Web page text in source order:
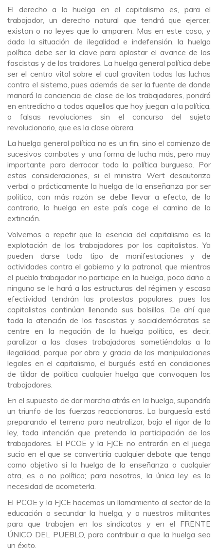
El derecho a la huelga en el capitalismo es, para el
trabajador, un derecho natural que tendrá que ejercer,
existan o no leyes que lo amparen. Mas en este caso, y
dada la situación de ilegalidad e indefensión, la huelga
política debe ser la clave para aplastar el avance de los
fascistas y de los traidores. La huelga general política debe
ser el centro vital sobre el cual graviten todas las luchas
contra el sistema, pues además de ser la fuente de donde
manará la conciencia de clase de los trabajadores, pondrá
en entredicho a todos aquellos que hoy juegan a la política,
a falsas revoluciones sin el concurso del sujeto
revolucionario, que es la clase obrera.
La huelga general política no es un fin, sino el comienzo de
sucesivos combates y una forma de lucha más, pero muy
importante para derrocar toda la política burguesa. Por
estas consideraciones, si el ministro Wert desautoriza
verbal o prácticamente la huelga de la enseñanza por ser
política, con más razón se debe llevar a efecto, de lo
contrario, la huelga en este país coge el camino de la
extinción.
Volvemos a repetir que la esencia del capitalismo es la
explotación de los trabajadores por los capitalistas. Ya
pueden darse todo tipo de manifestaciones y de
actividades contra el gobierno y la patronal, que mientras
el pueblo trabajador no participe en la huelga, poco daño o
ninguno se le hará a las estructuras del régimen y escasa
efectividad tendrán las protestas populares, pues los
capitalistas continúan llenando sus bolsillos. De ahí que
toda la atención de los fascistas y socialdemócratas se
centre en la negación de la huelga política, es decir,
paralizar a las clases trabajadoras sometiéndolas a la
ilegalidad, porque por obra y gracia de las manipulaciones
legales en el capitalismo, el burgués está en condiciones
de tildar de política cualquier huelga que convoquen los
trabajadores.
En el supuesto de dar marcha atrás en la huelga, supondría
un triunfo de las fuerzas reaccionaras. La burguesía está
preparando el terreno para neutralizar, bajo el rigor de la
ley, toda intención que pretenda la participación de los
trabajadores. El PCOE y la FJCE no entrarán en el juego
sucio en el que se convertiría cualquier debate que tenga
como objetivo si la huelga de la enseñanza o cualquier
otra, es o no política; para nosotros, la única ley es la
necesidad de acometerla.
El PCOE y la FJCE hacemos un llamamiento al sector de la
educación a secundar la huelga, y a nuestros militantes
para que trabajen en los sindicatos y en el FRENTE
ÚNICO DEL PUEBLO, para contribuir a que la huelga sea
un éxito.